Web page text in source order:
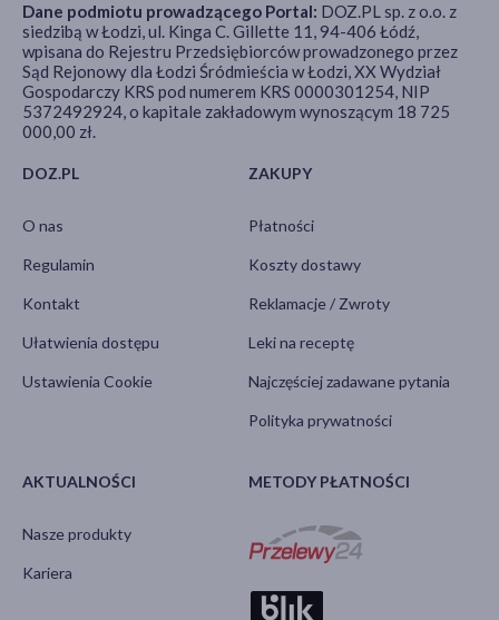
DOZ.PL
O nas
Regulamin
Kontakt
Ułatwienia dostępu
Ustawienia Cookie
ZAKUPY
Płatności
Koszty dostawy
Reklamacje / Zwroty
Leki na receptę
Najczęściej zadawane pytania
Polityka prywatności
AKTUALNOŚCI
Nasze produkty
Kariera
METODY PŁATNOŚCI
Dane podmiotu prowadzącego Portal: DOZ.PL sp. z o.o. z
siedzibą w Łodzi, ul. Kinga C. Gillette 11, 94-406 Łódź,
wpisana do Rejestru Przedsiębiorców prowadzonego przez
Sąd Rejonowy dla Łodzi Śródmieścia w Łodzi, XX Wydział
Gospodarczy KRS pod numerem KRS 0000301254, NIP
5372492924, o kapitale zakładowym wynoszącym 18 725
000,00 zł.